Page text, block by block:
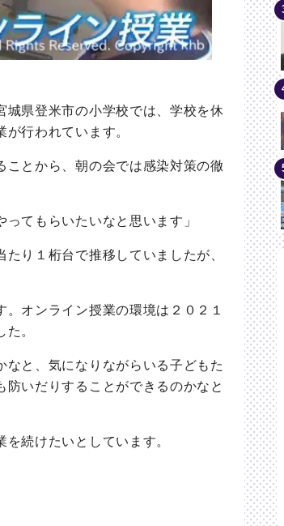
県登米市の小学校では、学校を休
行われています。
とから、朝の会では感染対策の徹
てもらいたいなと思います」
り１桁台で推移していましたが、
オンライン授業の環境は２０２１
。
と、気になりながらいる子どもた
いだりすることができるのかなと
続けたいとしています。